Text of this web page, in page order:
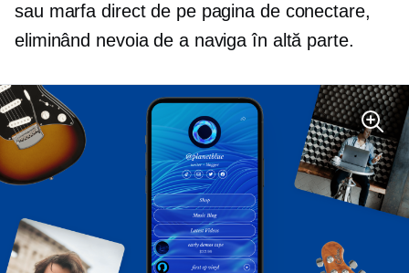
sau marfa direct de pe pagina de conectare,
eliminând nevoia de a naviga în altă parte.